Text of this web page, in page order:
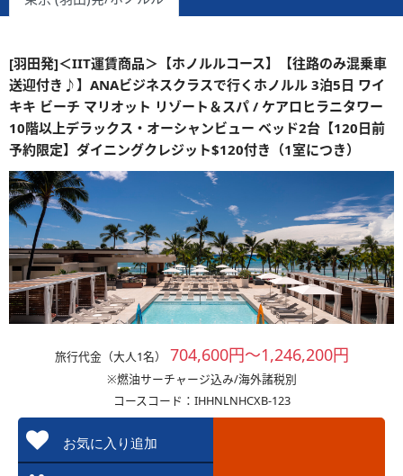
[羽田発]＜IIT運賃商品＞【ホノルルコース】【往路のみ混乗車
送迎付き♪】ANAビジネスクラスで行くホノルル 3泊5日 ワイ
キキ ビーチ マリオット リゾート＆スパ / ケアロヒラニタワー
10階以上デラックス・オーシャンビュー ベッド2台【120日前
予約限定】ダイニングクレジット$120付き（1室につき）
旅行代金（大人1名） 704,600円～1,246,200円
※燃油サーチャージ込み/海外諸税別
コースコード：IHHNLNHCXB-123
お気に入り追加